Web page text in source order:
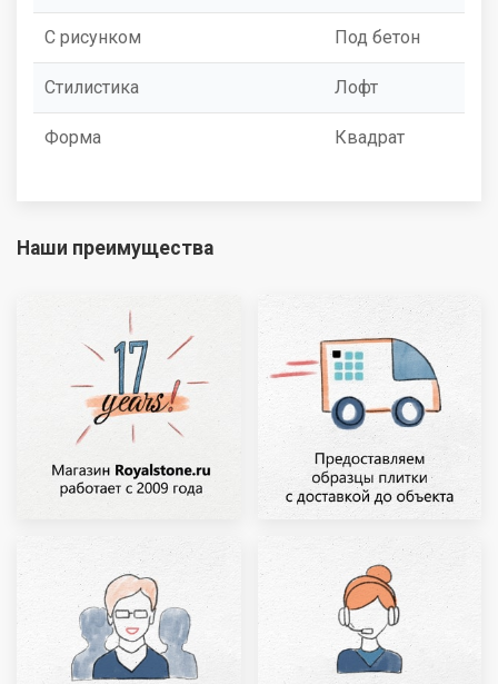
С рисунком Под бетон
Стилистика Лофт
Форма Квадрат
Наши преимущества